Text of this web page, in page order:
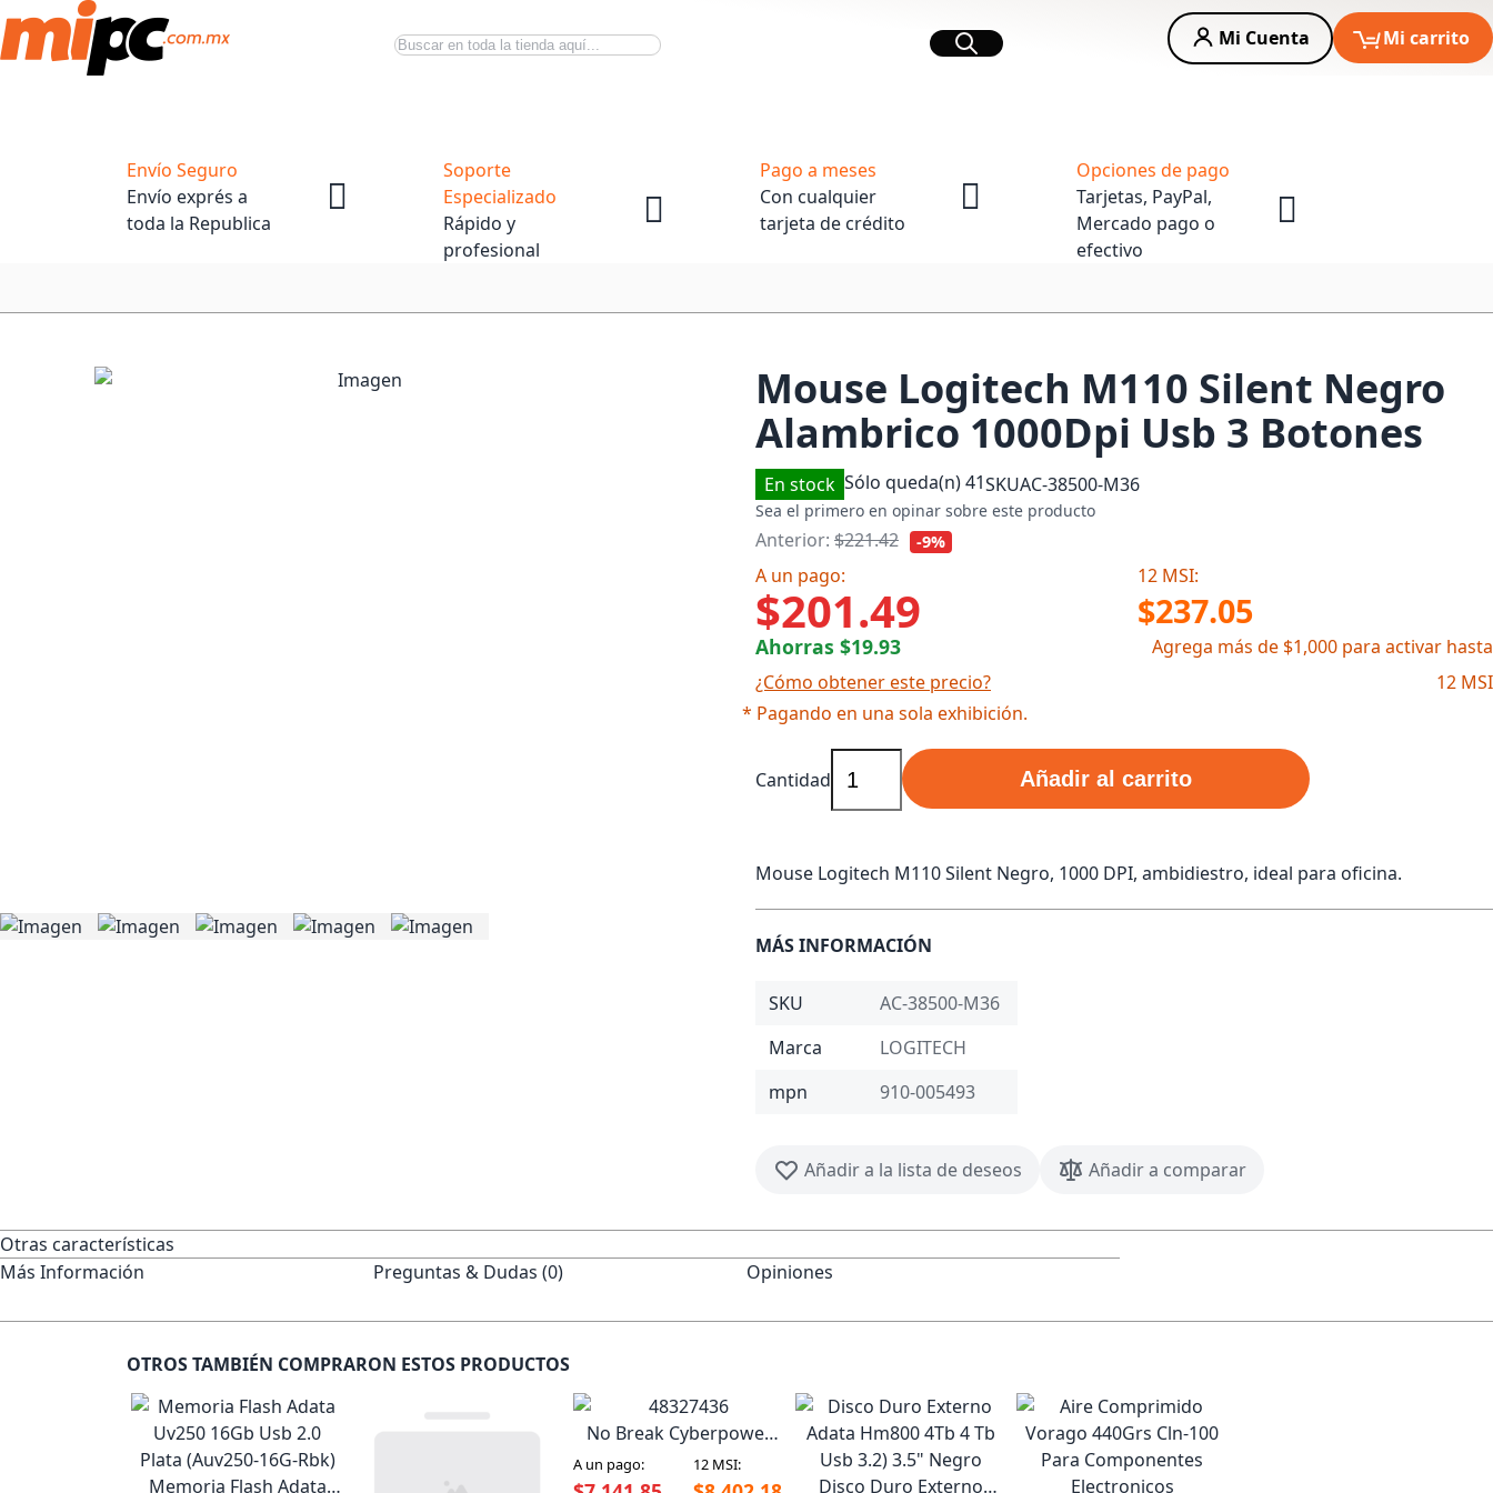
Buscar Buscar
Mi Cuenta Mi carrito
Envío Seguro
Envío exprés a
toda la Republica
Soporte
Especializado
Rápido y
profesional
Pago a meses
Con cualquier
tarjeta de crédito
Opciones de pago
Tarjetas, PayPal,
Mercado pago o
efectivo
Mouse Logitech M110 Silent Negro
Alambrico 1000Dpi Usb 3 Botones
En stock Sólo queda(n)41SKUAC-38500-M36
Sea el primero en opinar sobre este producto
Anterior: $221.42 -9%
A un pago: 12 MSI:
$201.49 $237.05
Ahorras $19.93
¿Cómo obtener este precio?
* Pagando en una sola exhibición.
Agrega más de $1,000 para activar hasta
12 MSI
Cantidad Añadir al carrito
Mouse Logitech M110 Silent Negro, 1000 DPI, ambidiestro, ideal para oficina.
MÁS INFORMACIÓN
SKU
AC-38500-M36
Marca
LOGITECH
mpn
910-005493
Añadir a la lista de deseos Añadir a comparar
Otras características
Más Información
Preguntas & Dudas (0) Opiniones
OTROS TAMBIÉN COMPRARON ESTOS PRODUCTOS
Memoria Flash Adata
No Break Cyberpower
1000W 1500Va 12
Contactos 88 - 144V 60Hz
A un pago: 12 MSI:
Disco Duro Externo